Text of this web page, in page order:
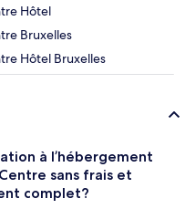
Hôtel
Bruxelles
Hôtel Bruxelles
à l’hébergement
sans frais et
complet?